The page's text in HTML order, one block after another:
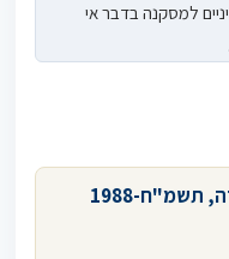
למסקנה בדבר אי
תשמ"ח-1988